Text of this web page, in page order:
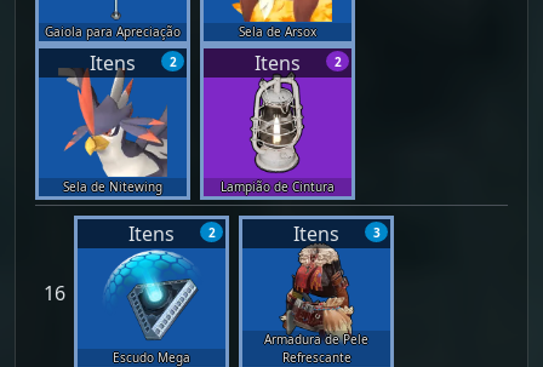
Gaiola para Apreciação
Sela de Arsox
2
Itens
Sela de Nitewing
2
Itens
Lampião de Cintura
16
2
Itens
Escudo Mega
3
Itens
Armadura de Pele
Refrescante